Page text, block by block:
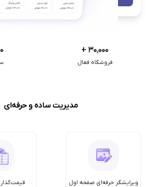
۳۰٬۰۰۰ +
فروشگاه فعال
مدیریت ساده و حرفه‌ای
ویرایشگر حرفه‌ای صفحه اول